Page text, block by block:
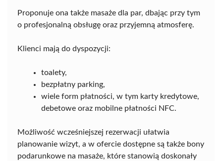
Proponuje ona także masaże dla par, dbając przy tym
o profesjonalną obsługę oraz przyjemną atmosferę.
Klienci mają do dyspozycji:
toalety,
bezpłatny parking,
wiele form płatności, w tym karty kredytowe,
debetowe oraz mobilne płatności NFC.
Możliwość wcześniejszej rezerwacji ułatwia
planowanie wizyt, a w ofercie dostępne są także bony
podarunkowe na masaże, które stanowią doskonały